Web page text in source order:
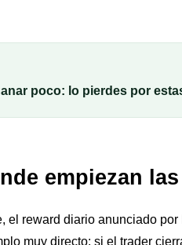
poco: lo pierdes por
empiezan
el reward diario anunciado
muy directo: si el trader